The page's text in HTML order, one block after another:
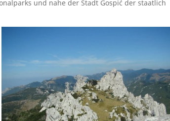
und nahe der Stadt Gospić der staatlich